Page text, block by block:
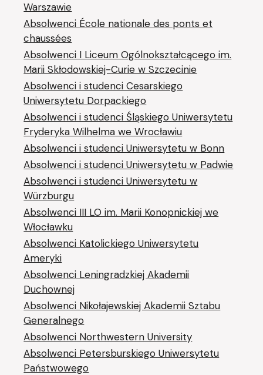
Warszawie
Absolwenci École nationale des ponts et
chaussées
Absolwenci I Liceum Ogólnokształcącego im.
Marii Skłodowskiej-Curie w Szczecinie
Absolwenci i studenci Cesarskiego
Uniwersytetu Dorpackiego
Absolwenci i studenci Śląskiego Uniwersytetu
Fryderyka Wilhelma we Wrocławiu
Absolwenci i studenci Uniwersytetu w Bonn
Absolwenci i studenci Uniwersytetu w Padwie
Absolwenci i studenci Uniwersytetu w
Würzburgu
Absolwenci III LO im. Marii Konopnickiej we
Włocławku
Absolwenci Katolickiego Uniwersytetu
Ameryki
Absolwenci Leningradzkiej Akademii
Duchownej
Absolwenci Nikołajewskiej Akademii Sztabu
Generalnego
Absolwenci Northwestern University
Absolwenci Petersburskiego Uniwersytetu
Państwowego